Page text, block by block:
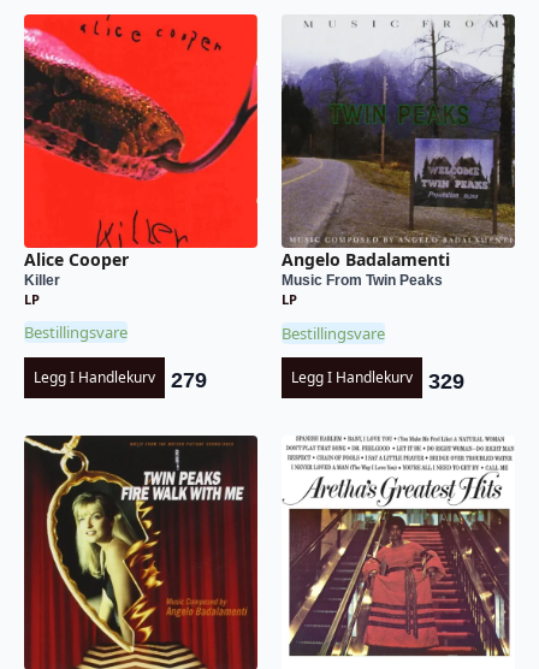
Alice Cooper
Killer
LP
Bestillingsvare
Legg I Handlekurv 279
Angelo Badalamenti
Music From Twin Peaks
LP
Bestillingsvare
Legg I Handlekurv 329